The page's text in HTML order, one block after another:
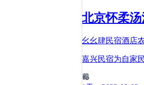
北京怀柔
幺幺肆民宿酒店
嘉兴民宿为自家